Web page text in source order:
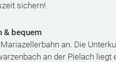
sichern!
& bequem
an. Die
an der Pielach liegt